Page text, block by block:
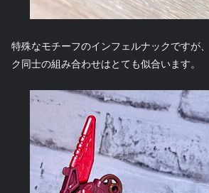
特殊なモチーフのインフェルナックですが
ク同士の組み合わせはとても似合います。